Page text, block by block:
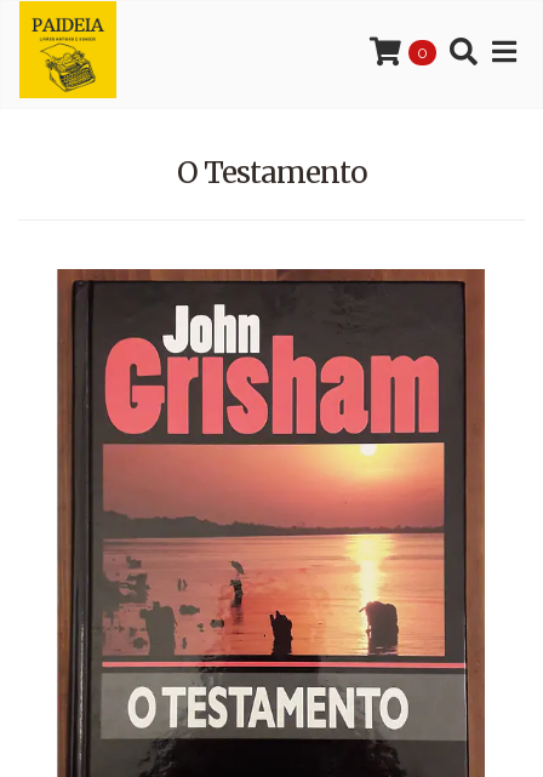
0
O Testamento